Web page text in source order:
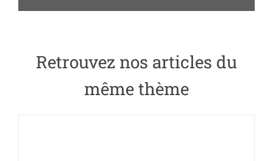
Retrouvez nos articles du
même thème